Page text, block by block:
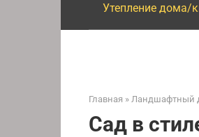
Утепление дома/
Главная » Ландшафтный
Сад в